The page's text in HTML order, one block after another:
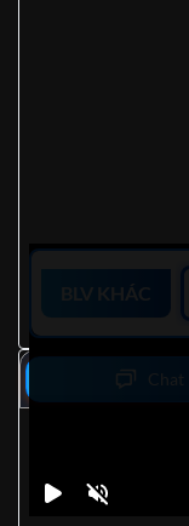
BLV KHÁC
Chat